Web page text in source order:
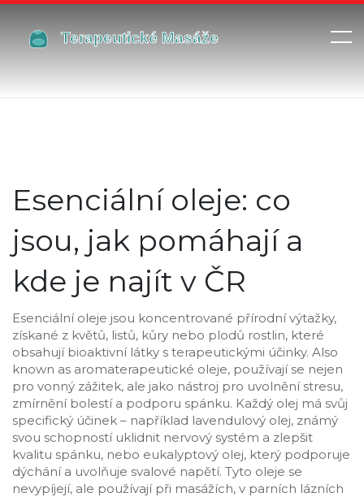
Esenciální oleje: co
jsou, jak pomáhají a
kde je najít v ČR
Esenciální oleje jsou koncentrované přírodní výtažky,
získané z květů, listů, kůry nebo plodů rostlin, které
obsahují bioaktivní látky s terapeutickými účinky. Also
known as aromaterapeutické oleje, používají se nejen
pro vonný zážitek, ale jako nástroj pro uvolnění stresu,
zmírnění bolestí a podporu spánku. Každý olej má svůj
specifický účinek – například lavendulový olej, známý
svou schopností uklidnit nervový systém a zlepšit
kvalitu spánku, nebo eukalyptový olej, který podporuje
dýchání a uvolňuje svalové napětí. Tyto oleje se
nevypíjejí, ale používají při masážích, v parních lázních